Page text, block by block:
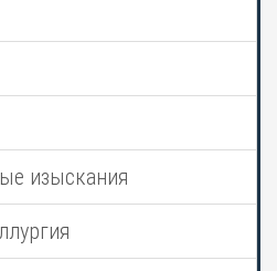
изыскания